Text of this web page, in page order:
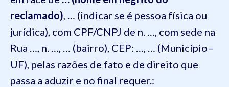
reclamado), … (indicar se é pessoa física ou
jurídica), com CPF/CNPJ de n. …, com sede na
Rua …, n. …, … (bairro), CEP: …, … (Município–
UF), pelas razões de fato e de direito que
passa a aduzir e no final requer.: